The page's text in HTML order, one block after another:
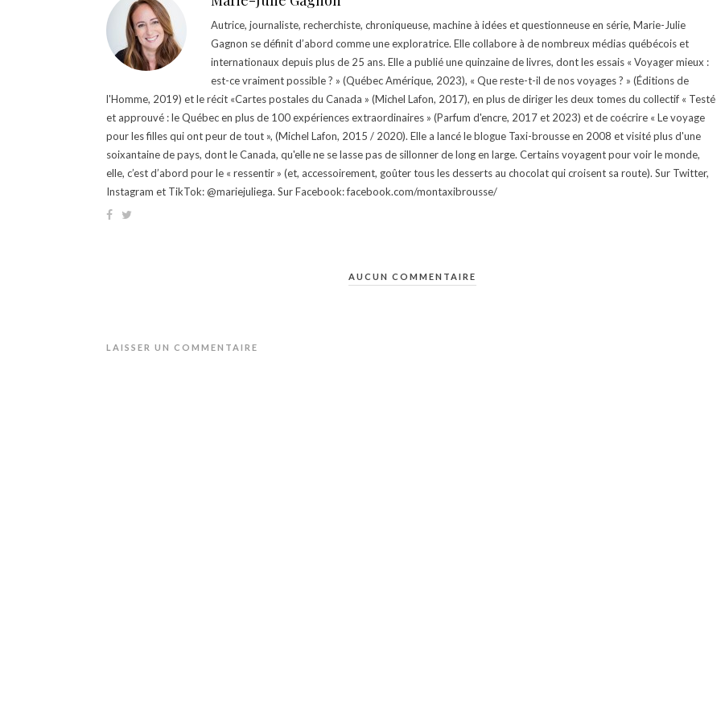
Autrice, journaliste, recherchiste, chroniqueuse, machine à idées et questionneuse en série, Marie-Julie
Gagnon se définit d’abord comme une exploratrice. Elle collabore à de nombreux médias québécois et
internationaux depuis plus de 25 ans. Elle a publié une quinzaine de livres, dont les essais « Voyager mieux :
est-ce vraiment possible ? » (Québec Amérique, 2023), « Que reste-t-il de nos voyages ? » (Éditions de
l'Homme, 2019) et le récit «Cartes postales du Canada » (Michel Lafon, 2017), en plus de diriger les deux tomes du collectif « Testé
et approuvé : le Québec en plus de 100 expériences extraordinaires » (Parfum d'encre, 2017 et 2023) et de coécrire « Le voyage
pour les filles qui ont peur de tout », (Michel Lafon, 2015 / 2020). Elle a lancé le blogue Taxi-brousse en 2008 et visité plus d'une
soixantaine de pays, dont le Canada, qu'elle ne se lasse pas de sillonner de long en large. Certains voyagent pour voir le monde,
elle, c’est d’abord pour le « ressentir » (et, accessoirement, goûter tous les desserts au chocolat qui croisent sa route). Sur Twitter,
Instagram et TikTok: @mariejuliega. Sur Facebook: facebook.com/montaxibrousse/
AUCUN COMMENTAIRE
LAISSER UN COMMENTAIRE